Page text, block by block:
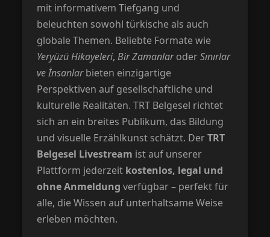
mit informativem Tiefgang und
beleuchten sowohl türkische als auch
globale Themen. Beliebte Formate wie
Yeryüzü Hikayeleri,Bir ZamanlaroderSınırlar
ve İnsanlarbieten einzigartige
Perspektiven auf gesellschaftliche und
kulturelle Realitäten. TRT Belgesel richtet
sich an ein breites Publikum, das Bildung
und visuelle Erzählkunst schätzt. DerTRT
Belgesel Livestream ist auf unserer
Plattform jederzeit kostenlos, legal und
ohne Anmeldung verfügbar – perfekt für
alle, die Wissen auf unterhaltsame Weise
erleben möchten.